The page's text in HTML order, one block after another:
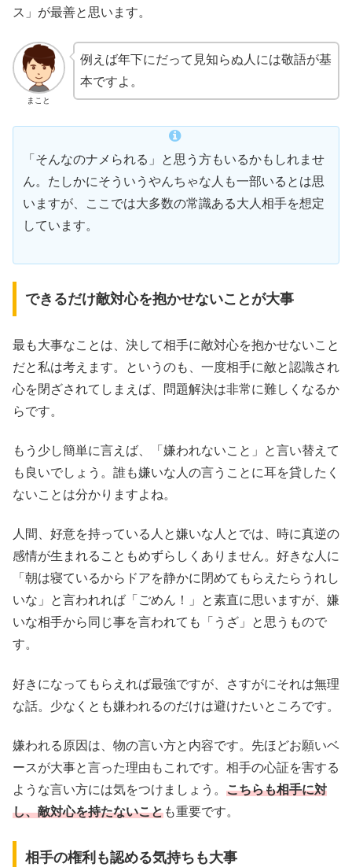
ス」が最善と思います。
まこと
例えば年下にだって見知らぬ人には敬語が基
本ですよ。
「そんなのナメられる」と思う方もいるかもしれませ
ん。たしかにそういうやんちゃな人も一部いるとは思
いますが、ここでは大多数の常識ある大人相手を想定
しています。
できるだけ敵対心を抱かせないことが大事
最も大事なことは、決して相手に敵対心を抱かせないこと
だと私は考えます。というのも、一度相手に敵と認識され
心を閉ざされてしまえば、問題解決は非常に難しくなるか
らです。
もう少し簡単に言えば、「嫌われないこと」と言い替えて
も良いでしょう。誰も嫌いな人の言うことに耳を貸したく
ないことは分かりますよね。
人間、好意を持っている人と嫌いな人とでは、時に真逆の
感情が生まれることもめずらしくありません。好きな人に
「朝は寝ているからドアを静かに閉めてもらえたらうれし
いな」と言われれば「ごめん！」と素直に思いますが、嫌
いな相手から同じ事を言われても「うざ」と思うもので
す。
好きになってもらえれば最強ですが、さすがにそれは無理
な話。少なくとも嫌われるのだけは避けたいところです。
嫌われる原因は、物の言い方と内容です。先ほどお願いベ
ースが大事と言った理由もこれです。相手の心証を害する
ような言い方には気をつけましょう。 こちらも相手に対
し、敵対心を持たないことも重要です。
相手の権利も認める気持ちも大事